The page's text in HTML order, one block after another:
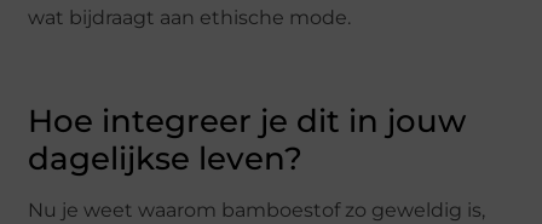
wat bijdraagt aan ethische mode.
Hoe integreer je dit in jouw
dagelijkse leven?
Nu je weet waarom bamboestof zo geweldig is,